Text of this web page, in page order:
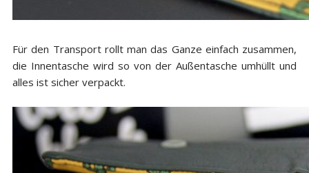
Für den Transport rollt man das Ganze einfach zusammen,
die Innentasche wird so von der Außentasche umhüllt und
alles ist sicher verpackt.